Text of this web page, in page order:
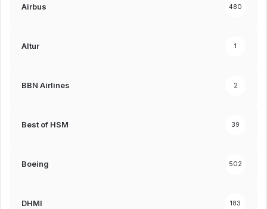
Airbus 480
Altur 1
BBN Airlines 2
Best of HSM 39
Boeing 502
DHMI 183